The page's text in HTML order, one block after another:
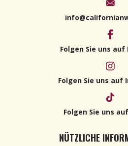
Folgen Sie uns auf
Folgen Sie uns auf
Folgen Sie uns
NÜTZLICHE